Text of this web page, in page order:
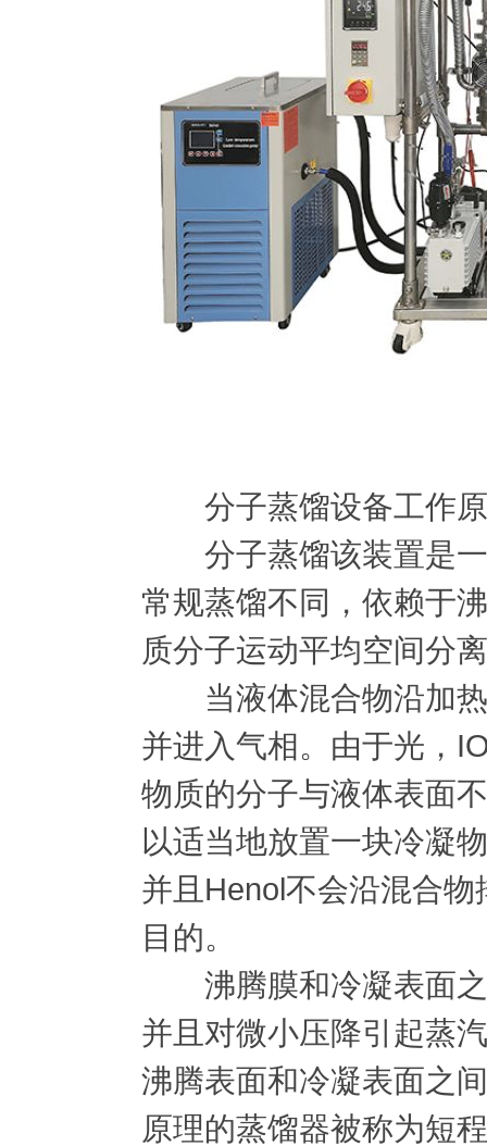
分子蒸馏设备工作
分子蒸馏该装置是一
常规蒸馏不同，依赖于
质分子运动平均空间分
当液体混合物沿加热
并进入气相。由于光，
物质的分子与液体表面
以适当地放置一块冷凝
并且Henol不会沿混合
目的。
沸腾膜和冷凝表面之
并且对微小压降引起蒸
沸腾表面和冷凝表面之
原理的蒸馏器被称为短